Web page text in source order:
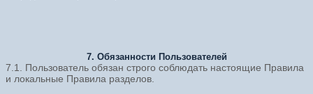
7. Обязанности Пользователей
7.1. Пользователь обязан строго соблюдать настоящие Правила
и локальные Правила разделов.